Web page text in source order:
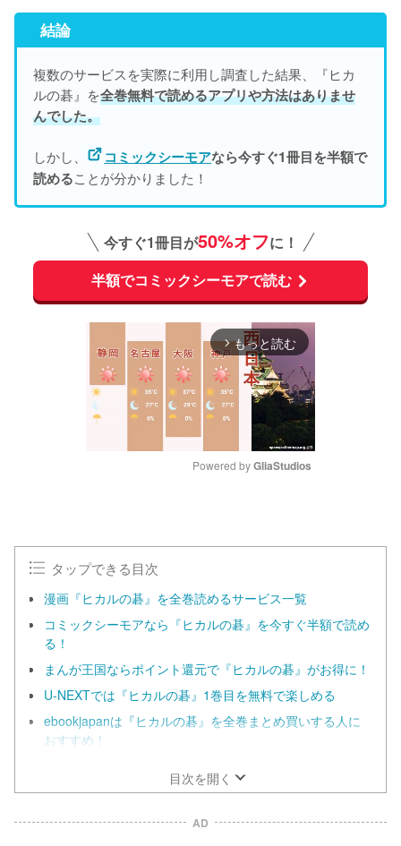
結論
複数のサービスを実際に利用し調査した結果、『ヒカ
ルの碁』を全巻無料で読めるアプリや方法はありませ
んでした。
しかし、 コミックシーモアなら今すぐ1冊目を半額で
読めることが分かりました！
今すぐ1冊目が50%オフに！
半額でコミックシーモアで読む
arrow_forward_ios もっと読む
Powered by GliaStudios
タップできる目次
漫画『ヒカルの碁』を全巻読めるサービス一覧
コミックシーモアなら『ヒカルの碁』を今すぐ半額で読め
る！
まんが王国ならポイント還元で『ヒカルの碁』がお得に！
U-NEXTでは『ヒカルの碁』1巻目を無料で楽しめる
ebookjapanは『ヒカルの碁』を全巻まとめ買いする人に
おすすめ！
目次を開く
AD